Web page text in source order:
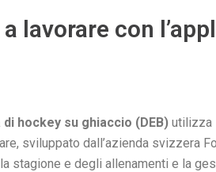
lavorare con
hockey su ghiaccio (DEB) utilizza
sviluppato dall’azienda svizzera
stagione e degli allenamenti e la